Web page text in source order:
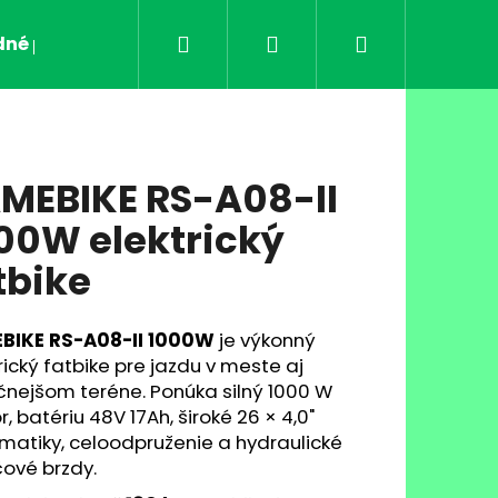
podmienky Kontakt Napíšte nám
Hľadať Prihlásenie
RS-A08-II
elektrický
RS-A08-II 1000W je výkonný
fatbike pre jazdu v meste aj
teréne. Ponúka silný 1000 W
batériu 48V 17Ah, široké 26 × 4,0"
celoodpruženie a hydraulické
brzdy.
Nasledujúce
INOVATÍVNY
|
A EKOLOGICKÝ